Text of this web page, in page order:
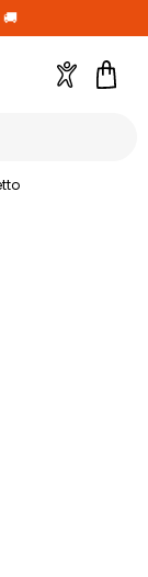
🚚
Account